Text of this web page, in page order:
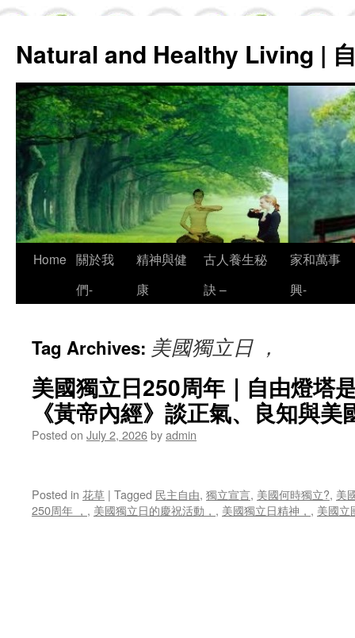
Natural and Healthy Living |
Skip
Home 關於我
們-
精神與健
康
古人養生秘
訣 –
家和萬事
興-
Tag Archives: 美國獨立日 ，
美國獨立日250周年｜自由燈塔
《黃帝內經》談正氣、良知與美
Posted on July 2, 2026byadmin
Posted in 花草 | Tagged 民主自由, 獨立宣言, 美國何時獨立?, 美
250周年 ， , 美國獨立日的慶祝活動， , 美國獨立日精神， , 美國立